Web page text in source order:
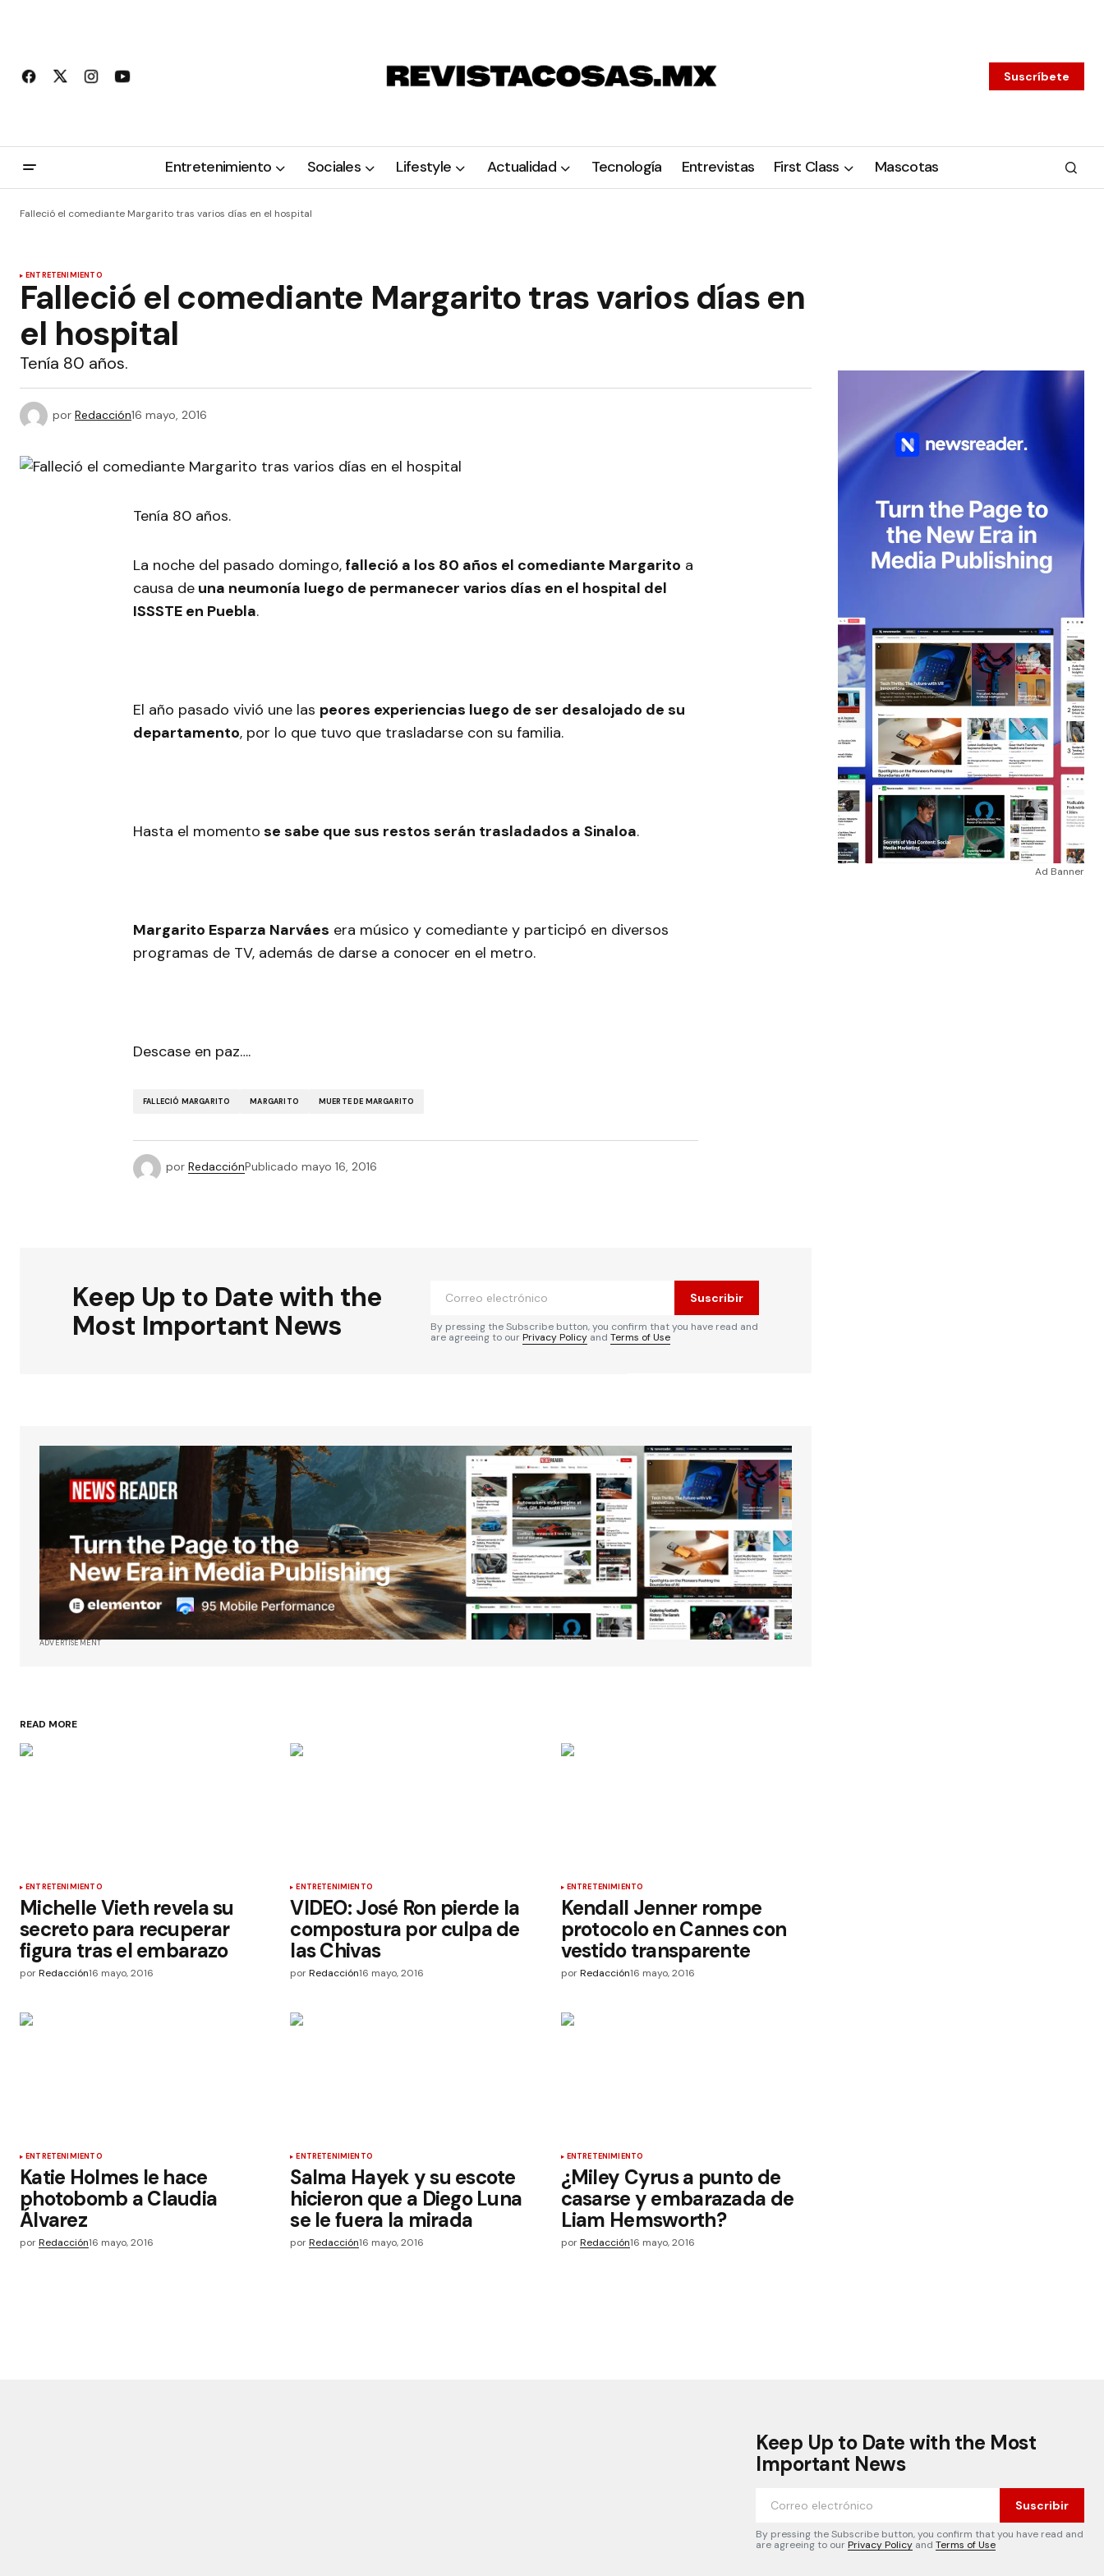
Suscríbete
Entretenimiento Sociales Lifestyle Actualidad Tecnología Entrevistas First Class Mascotas
Falleció el comediante Margarito tras varios días en el hospital
ENTRETENIMIENTO
Falleció el comediante Margarito tras varios días en
el hospital
Tenía 80 años.
por Redacción16 mayo, 2016
Tenía 80 años.
La noche del pasado domingo, falleció a los 80 años el comediante Margarito a
causa de una neumonía luego de permanecer varios días en el hospital del
ISSSTE en Puebla.
El año pasado vivió une las peores experiencias luego de ser desalojado de su
departamento, por lo que tuvo que trasladarse con su familia.
Hasta el momento se sabe que sus restos serán trasladados a Sinaloa.
Margarito Esparza Narváes era músico y comediante y participó en diversos
programas de TV, además de darse a conocer en el metro.
Descase en paz….
FALLECIÓ MARGARITO MARGARITO MUERTE DE MARGARITO
por RedacciónPublicado mayo 16, 2016
Keep Up to Date with the
Most Important News
Suscribir
By pressing the Subscribe button, you confirm that you have read and
are agreeing to ourPrivacy Policy and Terms of Use
ADVERTISEMENT
READ MORE
ENTRETENIMIENTO
Michelle Vieth revela su
secreto para recuperar
figura tras el embarazo
porRedacción16 mayo, 2016
ENTRETENIMIENTO
VIDEO: José Ron pierde la
compostura por culpa de
las Chivas
por Redacción16 mayo, 2016
ENTRETENIMIENTO
Kendall Jenner rompe
protocolo en Cannes con
vestido transparente
por Redacción16 mayo, 2016
ENTRETENIMIENTO
Katie Holmes le hace
photobomb a Claudia
Álvarez
porRedacción16 mayo, 2016
ENTRETENIMIENTO
Salma Hayek y su escote
hicieron que a Diego Luna
se le fuera la mirada
por Redacción16 mayo, 2016
ENTRETENIMIENTO
¿Miley Cyrus a punto de
casarse y embarazada de
Liam Hemsworth?
por Redacción16 mayo, 2016
Ad Banner
Keep Up to Date with the Most
Important News
Suscribir
By pressing the Subscribe button, you confirm that you have read and
are agreeing to ourPrivacy Policy and Terms of Use